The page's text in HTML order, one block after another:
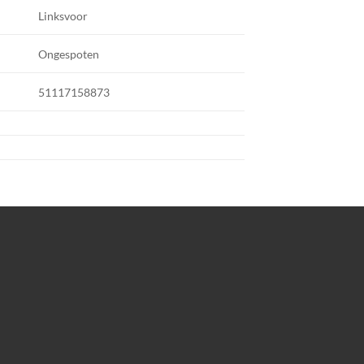
Linksvoor
Ongespoten
51117158873